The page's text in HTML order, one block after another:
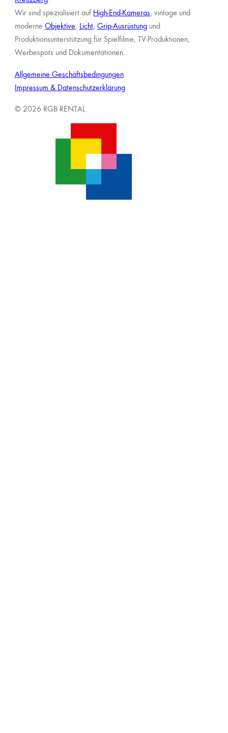
Wir sind spezialisiert auf High-End-Kameras, vintage und
moderne Objektive, Licht, Grip-Ausrüstungund
Produktionsunterstützung für Spielfilme, TV-Produktionen,
Werbespots und Dokumentationen.
Allgemeine Geschäftsbedingungen
Impressum & Datenschutzerklärung
© 2026 RGB RENTAL